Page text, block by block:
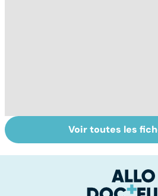
Covid-19 : tout
savoir sur la
Voir toutes les